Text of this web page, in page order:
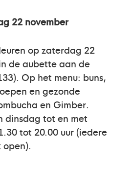
22 november
op zaterdag 22
de aubette aan de
Op het menu: buns,
en gezonde
en Gimber.
dinsdag tot en met
tot 20.00 uur (iedere
open).